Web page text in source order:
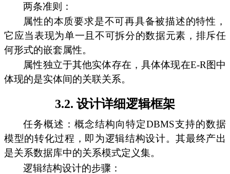
两条准则：
属性的本质要求是不可再具备被描述的特性，
它应当表现为单一且不可拆分的数据元素，排斥任
何形式的嵌套属性。
属性独立于其他实体存在，具体体现在E-R图中
体现的是实体间的关联关系。
3.2. 设计详细逻辑框架
任务概述：概念结构向特定DBMS支持的数据
模型的转化过程，即为逻辑结构设计。其最终产出
是关系数据库中的关系模式定义集。
逻辑结构设计的步骤：